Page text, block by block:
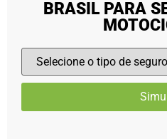
BRASIL PARA